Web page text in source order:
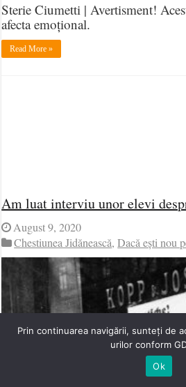
Sterie Ciumetti | Avertisment!
afecta emoțional.
Read More »
Am luat interviu unor elevi
August 9, 2020
Chestiunea Jidănească,Dacă ești nou
Prin continuarea navigării, sunteți de
urilor conform
Ok